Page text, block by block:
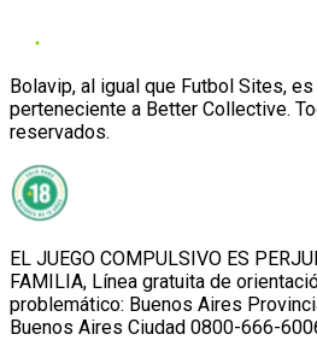
Bolavip, al igual que Futbol Sites,
perteneciente a Better Collective.
reservados.
EL JUEGO COMPULSIVO ES
FAMILIA, Línea gratuita de
problemático: Buenos Aires
Buenos Aires Ciudad 0800-666-